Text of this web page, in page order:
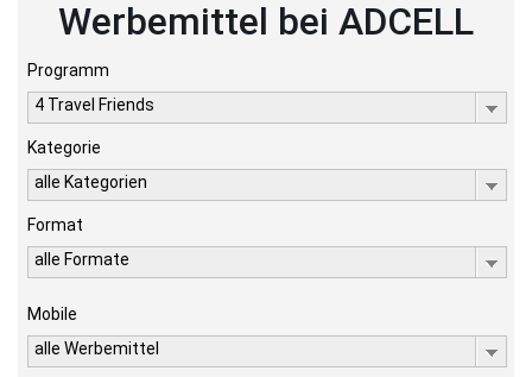
Werbemittel bei ADCELL
Programm
4 Travel Friends
Kategorie
alle Kategorien
Format
alle Formate
Mobile
alle Werbemittel